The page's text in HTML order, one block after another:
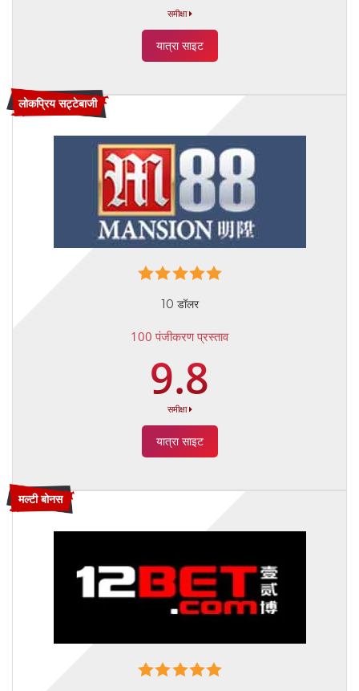
समीक्षा
यात्रा साइट
लोकप्रिय सट्टेबाजी
10 डॉलर
100 पंजीकरण प्रस्ताव
9.8
समीक्षा
यात्रा साइट
मल्टी बोनस